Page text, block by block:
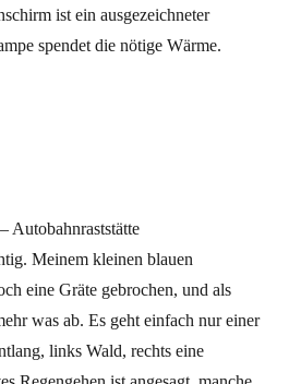
ist ein ausgezeichneter
spendet die nötige Wärme.
Autobahnraststätte
Meinem kleinen blauen
eine Gräte gebrochen, und als
was ab. Es geht einfach nur einer
links Wald, rechts eine